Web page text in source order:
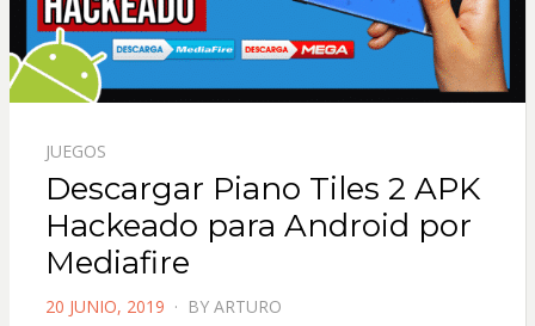
JUEGOS
Descargar Piano Tiles 2 APK
Hackeado para Android por
Mediafire
POSTED
20 JUNIO, 2019 BY ARTURO